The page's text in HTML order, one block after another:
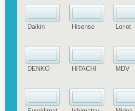
Daikin
DENKO
Hisense
HITACHI
Loriot
MDV